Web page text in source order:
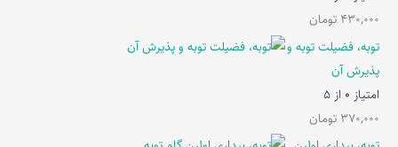
430,000 تومان
توبه، فضیلت توبه و
پذیرش آن
امتیاز 0 از 5
370,000 تومان